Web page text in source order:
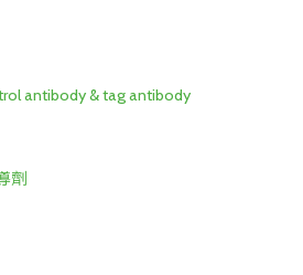
antibody & tag antibody
劑